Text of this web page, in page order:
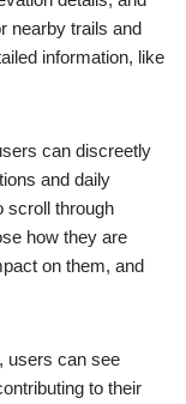
nearby trails and
information, like
can discreetly
and daily
scroll through
how they are
on them, and
users can see
to their